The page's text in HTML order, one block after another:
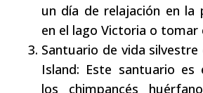
un día de relajación en la
en el lago Victoria o tomar
Santuario de vida
Island: Este santuario es
los chimpancés